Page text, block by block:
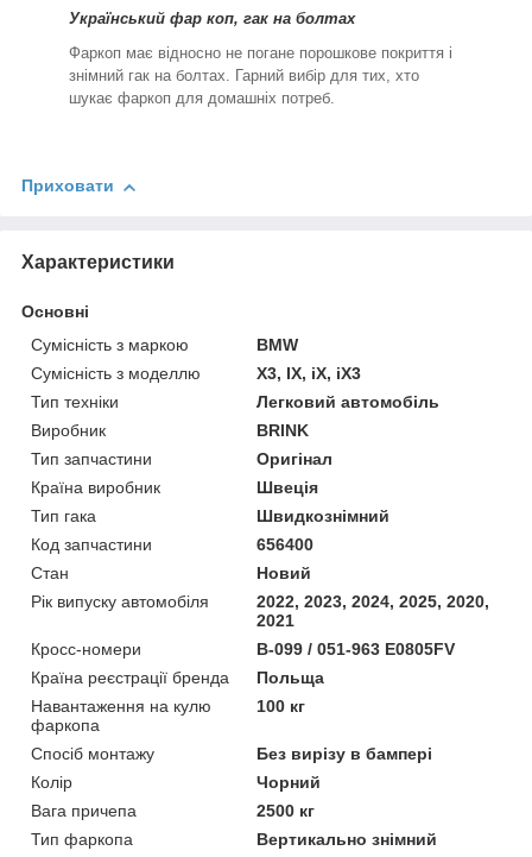
Український фар коп, гак на болтах
Фаркоп має відносно не погане порошкове покриття і
знімний гак на болтах. Гарний вибір для тих, хто
шукає фаркоп для домашніх потреб.
Приховати
Характеристики
Основні
Сумісність з маркою
BMW
Сумісність з моделлю
X3, IX, iX, iX3
Тип техніки
Легковий автомобіль
Виробник
BRINK
Тип запчастини
Оригінал
Країна виробник
Швеція
Тип гака
Швидкознімний
Код запчастини
656400
Стан
Новий
Рік випуску автомобіля
2022, 2023, 2024, 2025, 2020,
2021
Кросс-номери
B-099 / 051-963 E0805FV
Країна реєстрації бренда
Польща
Навантаження на кулю
фаркопа
100 кг
Спосіб монтажу
Без вирізу в бампері
Колір
Чорний
Вага причепа
2500 кг
Тип фаркопа
Вертикально знімний